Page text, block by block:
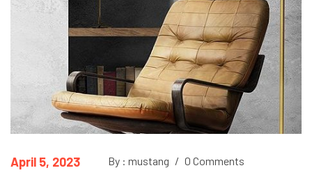
April 5, 2023 By : mustang / 0 Comments